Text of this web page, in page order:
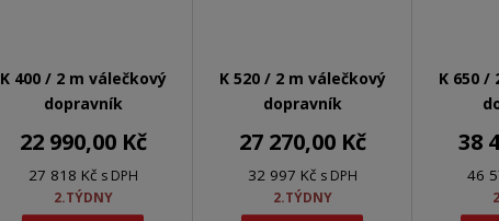
K 400 / 2 m válečkový
dopravník
22 990,00 Kč
27 818 Kč s DPH
2.TÝDNY
K 520 / 2 m válečkový
dopravník
27 270,00 Kč
32 997 Kč s DPH
2.TÝDNY
K 650 /
38
46